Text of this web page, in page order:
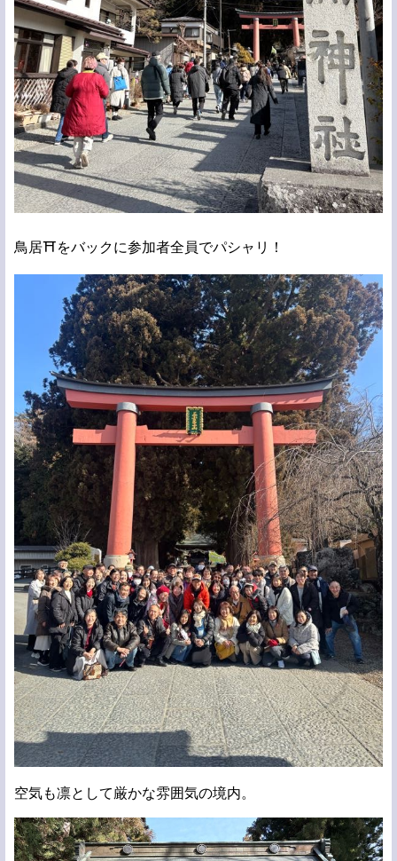
鳥居⛩️をバックに参加者全員でパシャリ！
空気も凛として厳かな雰囲気の境内。